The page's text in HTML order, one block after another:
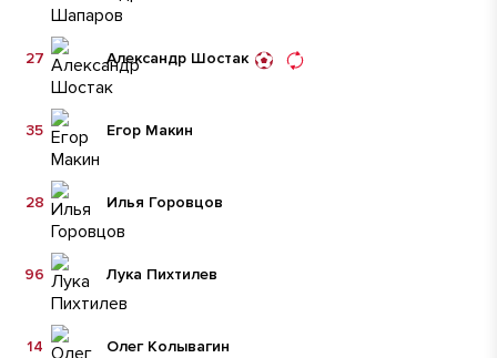
Александр Шостак
27
Егор Макин
35
Илья Горовцов
28
Лука Пихтилев
96
Олег Колывагин
14